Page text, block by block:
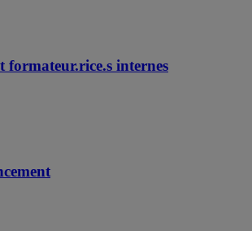
formateur.rice.s internes